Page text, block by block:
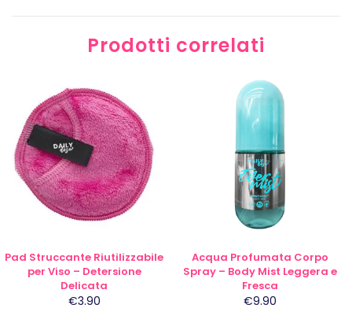
Prodotti correlati
Pad Struccante Riutilizzabile
per Viso – Detersione
Delicata
€3.90
Acqua Profumata Corpo
Spray – Body Mist Leggera e
Fresca
€9.90
scelte
nella